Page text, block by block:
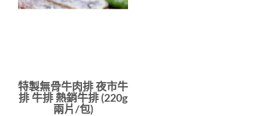
特製無骨牛肉排 夜市牛
排 牛排 熱銷牛排 (220g
兩片/包)